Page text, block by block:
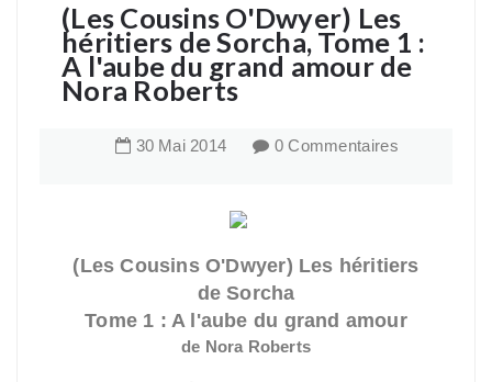
(Les Cousins O'Dwyer) Les
héritiers de Sorcha, Tome 1 :
A l'aube du grand amour de
Nora Roberts
30 Mai 2014 0 Commentaires
(Les Cousins O'Dwyer) Les héritiers
de Sorcha
Tome 1 : A l'aube du grand amour
de Nora Roberts